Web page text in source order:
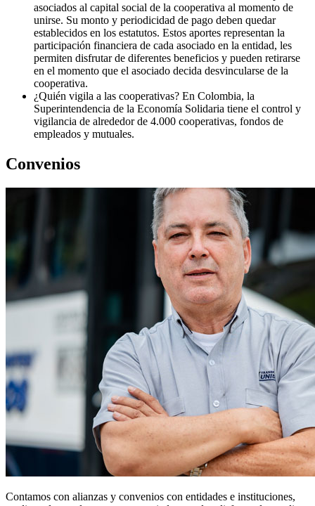
asociados al capital social de la cooperativa al momento de
unirse. Su monto y periodicidad de pago deben quedar
establecidos en los estatutos. Estos aportes representan la
participación financiera de cada asociado en la entidad, les
permiten disfrutar de diferentes beneficios y pueden retirarse
en el momento que el asociado decida desvincularse de la
cooperativa.
¿Quién vigila a las cooperativas? En Colombia, la
Superintendencia de la Economía Solidaria tiene el control y
vigilancia de alrededor de 4.000 cooperativas, fondos de
empleados y mutuales.
Convenios
Contamos con alianzas y convenios con entidades e instituciones,